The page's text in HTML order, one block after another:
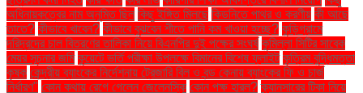
অধিনায়কত্বের নাম অনুমিত ছিল কিছু ইঙ্গিত মিলছে কিডনিতে পাথর ও করণীয় কী আছে
তাতে? কীভাবে খাবেন? কীভাবে বুঝবেন শীতে পানি কম খাওয়া হচ্ছে? কুড়িগ্রামে
দরিদ্রদের চাল বিতরণের তালিকা নিয়ে বিএনপির দুই পক্ষের সংঘর্ষ কুমিল্লা সিটির সাবেক
মেয়র সূচনার জমি কুয়েটে ভর্তি পরীক্ষা উপলক্ষে বিমানের বিশেষ ফ্লাইট কৃত্রিম বুদ্ধিমত্তা
কৃষক কেন্দ্রীয় ব্যাংকের নির্দেশনায় ট্রেজারি বিল ও বন্ড কেনায় ব্যাংকের ফি ও চার্জ
নির্ধারণ" কোন কথায় রেগে গেলেন জেলেনস্কি কোন পক্ষ হারল? ক্যানসারের টিকা নিয়ে